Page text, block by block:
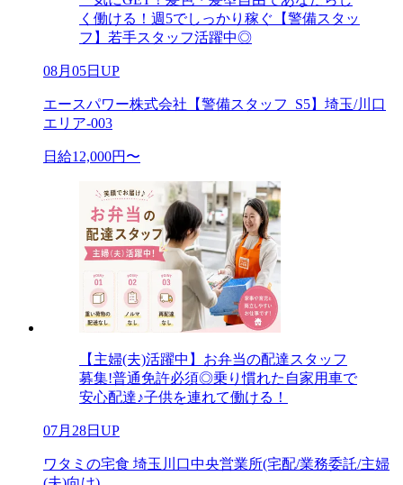
く働ける！週5でしっかり稼ぐ【警備スタッ
フ】若手スタッフ活躍中◎
08月05日UP
エースパワー株式会社【警備スタッフ_S5】埼玉/川口
エリア-003
日給12,000円〜
【主婦(夫)活躍中】お弁当の配達スタッフ
募集!普通免許必須◎乗り慣れた自家用車で
安心配達♪子供を連れて働ける！
07月28日UP
ワタミの宅食 埼玉川口中央営業所(宅配/業務委託/主婦